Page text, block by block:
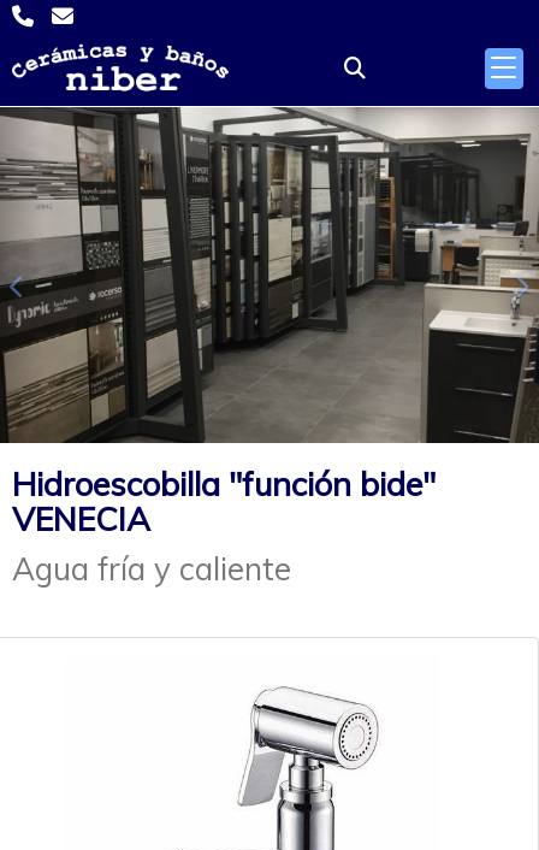
Anterior
Hidroescobilla "función bide"
VENECIA
Agua fría y caliente